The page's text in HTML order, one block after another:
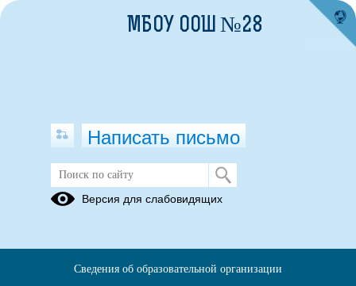
Областные документы
МБОУ ООШ №28
Написать письмо
Версия для слабовидящих
Сведения об образовательной организации